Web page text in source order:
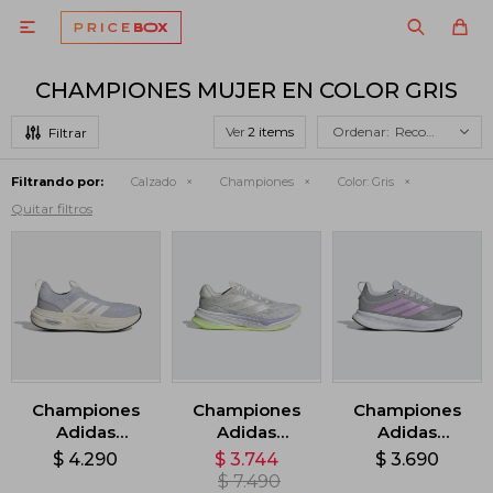

CHAMPIONES MUJER EN COLOR GRIS
Ver Recomendados
Filtrando por: Calzado Championes Color: Gris
Quitar filtros
Championes
Adidas
Cloudfoam
$ 4.290
Championes
Adidas
Supernova
Comfortglide -
$ 3.744
$ 7.490
Championes
Adidas
Runfalcon 5 -
$ 3.690